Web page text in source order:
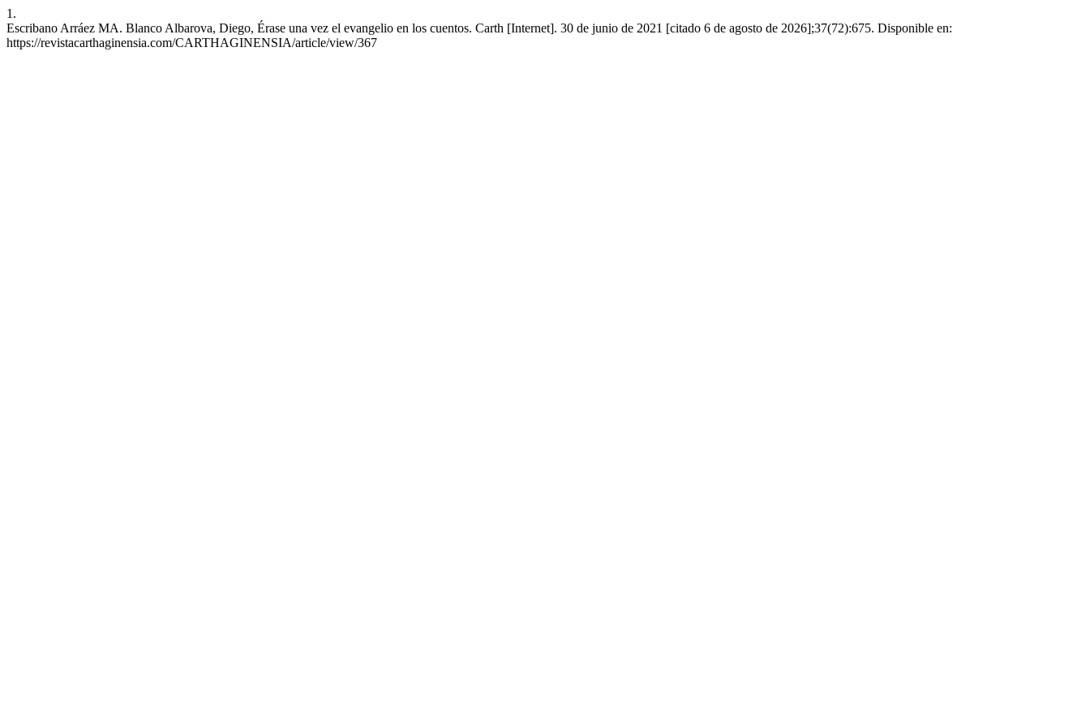
1.
Escribano Arráez MA. Blanco Albarova, Diego, Érase una vez el evangelio en los cuentos. Carth [Internet]. 30 de junio de 2021 [citado 6 de agosto de 2026];37(72):675. Disponible en:
https://revistacarthaginensia.com/CARTHAGINENSIA/article/view/367